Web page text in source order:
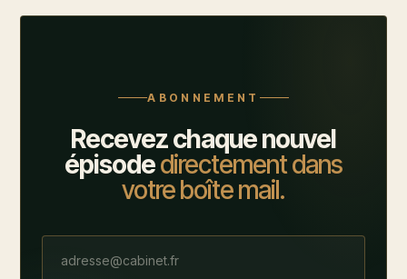
ABONNEMENT
Recevez chaque nouvel
épisodedirectement dans
votre boîte mail.